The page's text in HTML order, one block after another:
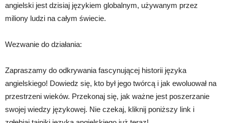
angielski jest dzisiaj językiem globalnym, używanym przez
miliony ludzi na całym świecie.
Wezwanie do działania:
Zapraszamy do odkrywania fascynującej historii języka
angielskiego! Dowiedz się, kto był jego twórcą i jak ewoluował na
przestrzeni wieków. Przekonaj się, jak ważne jest poszerzanie
swojej wiedzy językowej. Nie czekaj, kliknij poniższy link i